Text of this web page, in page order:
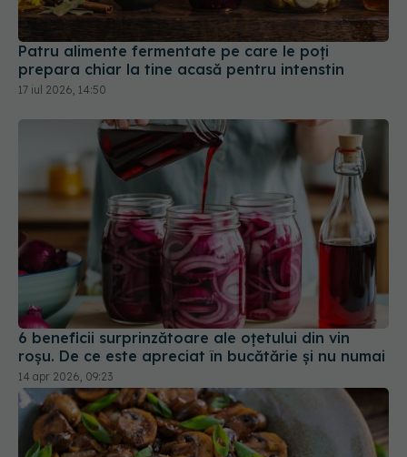
Patru alimente fermentate pe care le poți
prepara chiar la tine acasă pentru intenstin
17 iul 2026, 14:50
6 beneficii surprinzătoare ale oțetului din vin
roșu. De ce este apreciat în bucătărie și nu numai
14 apr 2026, 09:23